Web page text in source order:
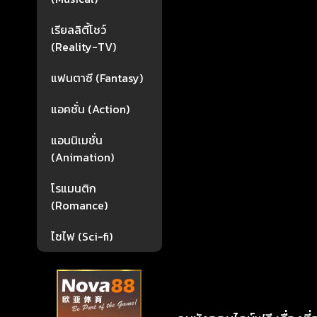
เรียลลิตี้โชว์
(Reality-TV)
แฟนตาซี (Fantasy)
แอคชั่น (Action)
แอนนิเมชั่น
(Animation)
โรแมนติก
(Romance)
ไซไฟ (Sci-fi)